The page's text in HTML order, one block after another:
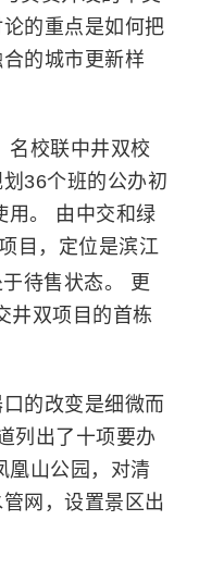
的重点是如何把
的城市更新样
名校联中井双校
36个班的公办初
用。 由中交和绿
目，定位是滨江
待售状态。 更
井双项目的首栋
的改变是细微而
列出了十项要办
凰山公园，对清
网，设置景区出